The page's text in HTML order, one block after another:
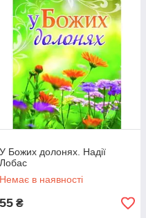
У Божих долонях. Надії
Лобас
Немає в наявності
55 ₴